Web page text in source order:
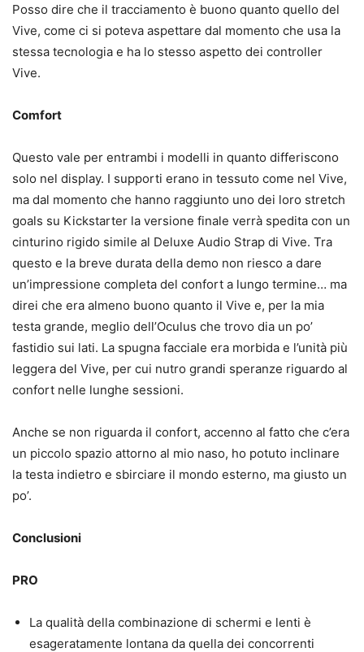
Posso dire che il tracciamento è buono quanto quello del
Vive, come ci si poteva aspettare dal momento che usa la
stessa tecnologia e ha lo stesso aspetto dei controller
Vive.
Comfort
Questo vale per entrambi i modelli in quanto differiscono
solo nel display. I supporti erano in tessuto come nel Vive,
ma dal momento che hanno raggiunto uno dei loro stretch
goals su Kickstarter la versione finale verrà spedita con un
cinturino rigido simile al Deluxe Audio Strap di Vive. Tra
questo e la breve durata della demo non riesco a dare
un’impressione completa del confort a lungo termine… ma
direi che era almeno buono quanto il Vive e, per la mia
testa grande, meglio dell’Oculus che trovo dia un po’
fastidio sui lati. La spugna facciale era morbida e l’unità più
leggera del Vive, per cui nutro grandi speranze riguardo al
confort nelle lunghe sessioni.
Anche se non riguarda il confort, accenno al fatto che c’era
un piccolo spazio attorno al mio naso, ho potuto inclinare
la testa indietro e sbirciare il mondo esterno, ma giusto un
po’.
Conclusioni
PRO
La qualità della combinazione di schermi e lenti è
esageratamente lontana da quella dei concorrenti